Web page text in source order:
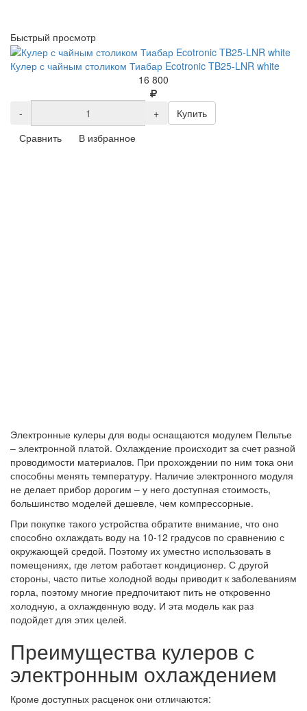
Быстрый просмотр
Кулер с чайным столиком Тиабар Ecotronic TB25-LNR white
16 800
- +
Купить
Сравнить
В избранное
Электронные кулеры для воды оснащаются модулем Пельтье
– электронной платой. Охлаждение происходит за счет разной
проводимости материалов. При прохождении по ним тока они
способны менять температуру. Наличие электронного модуля
не делает прибор дорогим – у него доступная стоимость,
большинство моделей дешевле, чем компрессорные.
При покупке такого устройства обратите внимание, что оно
способно охлаждать воду на 10-12 градусов по сравнению с
окружающей средой. Поэтому их уместно использовать в
помещениях, где летом работает кондиционер. С другой
стороны, часто питье холодной воды приводит к заболеваниям
горла, поэтому многие предпочитают пить не откровенно
холодную, а охлажденную воду. И эта модель как раз
подойдет для этих целей.
Преимущества кулеров с
электронным охлаждением
Кроме доступных расценок они отличаются: